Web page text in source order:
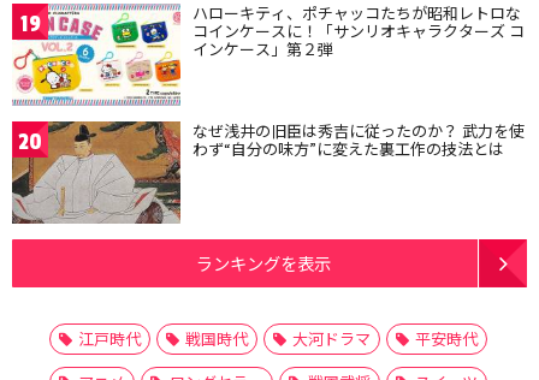
19 ハローキティ、ポチャッコたちが昭和レトロな
コインケースに！「サンリオキャラクターズ コ
インケース」第２弾
20 なぜ浅井の旧臣は秀吉に従ったのか？ 武力を使
わず“自分の味方”に変えた裏工作の技法とは
ランキングを表示
江戸時代 戦国時代 大河ドラマ
平安時代